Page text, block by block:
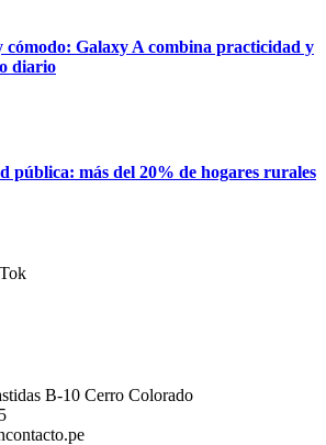
cómodo: Galaxy A combina practicidad y
diario
pública: más del 20% de hogares rurales
B-10 Cerro Colorado